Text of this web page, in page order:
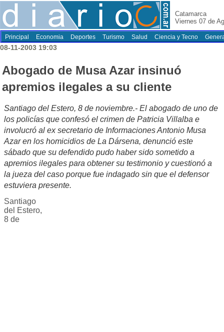
Catamarca
Viernes 07 de
Principal Economia Deportes Turismo Salud Ciencia y Tecno
08-11-2003 19:03
Abogado de Musa Azar insinuó
apremios ilegales a su cliente
Santiago del Estero, 8 de noviembre.- El abogado de uno de
los policías que confesó el crimen de Patricia Villalba e
involucró al ex secretario de Informaciones Antonio Musa
Azar en los homicidios de La Dársena, denunció este
sábado que su defendido pudo haber sido sometido a
apremios ilegales para obtener su testimonio y cuestionó a
la jueza del caso porque fue indagado sin que el defensor
estuviera presente.
Santiago
del Estero,
8 de